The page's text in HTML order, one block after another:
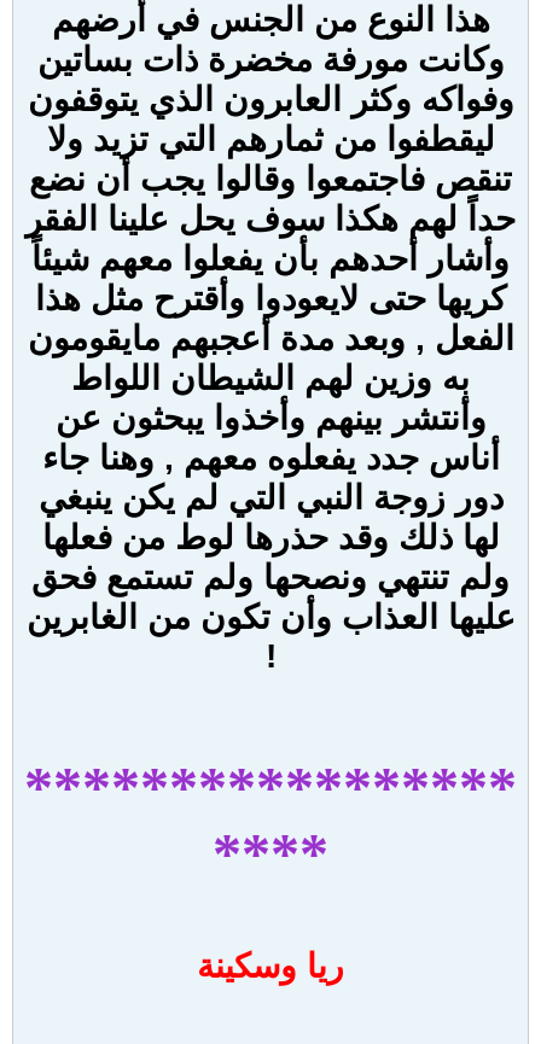
هذا النوع من الجنس في أرضهم
وكانت مورفة مخضرة ذات بساتين
وفواكه وكثر العابرون الذي يتوقفون
ليقطفوا من ثمارهم التي تزيد ولا
تنقص فاجتمعوا وقالوا يجب أن نضع
حداً لهم هكذا سوف يحل علينا الفقر
وأشار أحدهم بأن يفعلوا معهم شيئاً
كريها حتى لايعودوا وأقترح مثل هذا
الفعل , وبعد مدة أعجبهم مايقومون
به وزين لهم الشيطان اللواط
وأنتشر بينهم وأخذوا يبحثون عن
أناس جدد يفعلوه معهم , وهنا جاء
دور زوجة النبي التي لم يكن ينبغي
لها ذلك وقد حذرها لوط من فعلها
ولم تنتهي ونصحها ولم تستمع فحق
عليها العذاب وأن تكون من الغابرين
!
*****************
****
ريا وسكينة